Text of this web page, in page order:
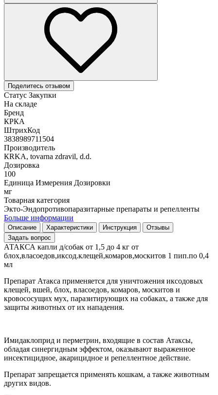
Поделитесь отзывом
Статус Закупки
На складе
Бренд
КРКА
ШтрихКод
3838989711504
Производитель
КRKA, tovarna zdravil, d.d.
Дозировка
100
Единица Измерения Дозировки
мг
Товарная категория
Экто-Эндопротивопаразитарные препараты и репелленты
Больше информации
Описание Характеристики Инструкция
Отзывы
Задать вопрос
АТАКСА капли д/собак от 1,5 до 4 кг от
блох,власоедов,иксод.клещей,комаров,москитов 1 пип.по 0,4
мл
Препарат Атакса применяется для уничтожения иксодовых
клещей, вшей, блох, власоедов, комаров, москитов и
кровососущих мух, паразитирующих на собаках, а также для
защиты животных от их нападения.
Имидаклоприд и перметрин, входящие в состав Атаксы,
обладая синергидным эффектом, оказывают выраженное
инсектицидное, акарицидное и репеллентное действие.
Препарат запрещается применять кошкам, а также животным
других видов.